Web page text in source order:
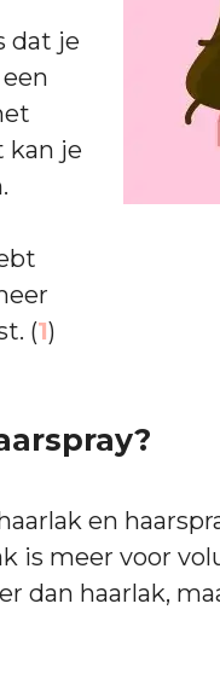
dat je
kan je
(1)
en
is meer voor
dan haarlak,